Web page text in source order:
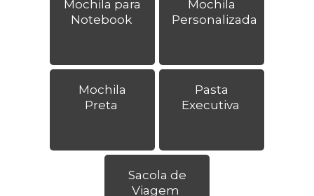
Mochila para
Notebook
Mochila
Personalizada
Mochila
Preta
Pasta
Executiva
Sacola de
Viagem